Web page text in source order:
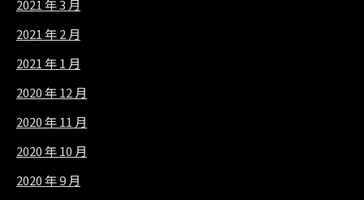
2021 年 3 月
2021 年 2 月
2021 年 1 月
2020 年 12 月
2020 年 11 月
2020 年 10 月
2020 年 9 月